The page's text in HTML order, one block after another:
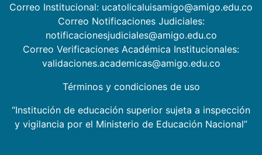
Correo Institucional: ucatolicaluisamigo@amigo.edu.co
Correo Notificaciones Judiciales:
notificacionesjudiciales@amigo.edu.co
Correo Verificaciones Académica Institucionales:
validaciones.academicas@amigo.edu.co
Términos y condiciones de uso
“Institución de educación superior sujeta a inspección
y vigilancia por el Ministerio de Educación Nacional”